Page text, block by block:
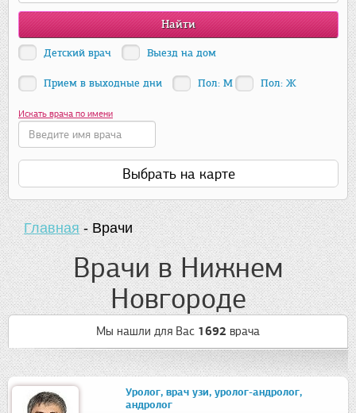
Акции
Услуги
Нижний Новгород
Детский врач Выезд на дом
Прием в выходные дни Пол: М Пол: Ж
Искать врача по имени
Выбрать на карте
Главная-Врачи
Врачи в Нижнем
Новгороде
Мы нашли для Вас 1692 врача
Уролог, врач узи, уролог-андролог,
андролог